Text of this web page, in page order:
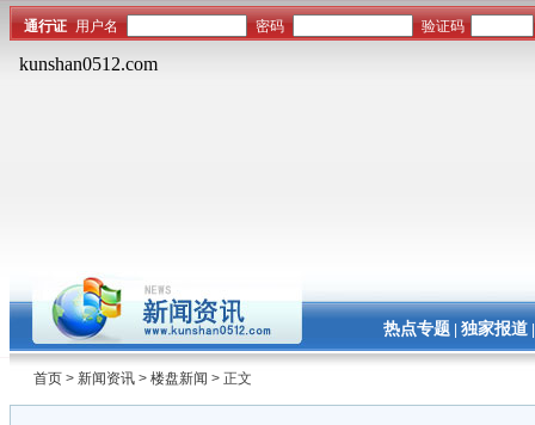
热点专题| 独家报道
首页 > 新闻资讯 > 楼盘新闻 > 正文